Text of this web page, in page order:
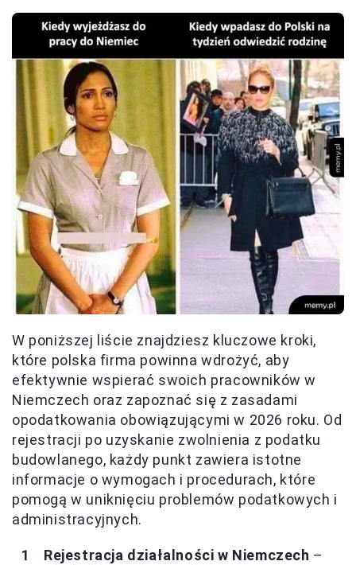
W poniższej liście znajdziesz kluczowe kroki,
które polska firma powinna wdrożyć, aby
efektywnie wspierać swoich pracowników w
Niemczech oraz zapoznać się z zasadami
opodatkowania obowiązującymi w 2026 roku. Od
rejestracji po uzyskanie zwolnienia z podatku
budowlanego, każdy punkt zawiera istotne
informacje o wymogach i procedurach, które
pomogą w uniknięciu problemów podatkowych i
administracyjnych.
Rejestracja działalności w Niemczech –